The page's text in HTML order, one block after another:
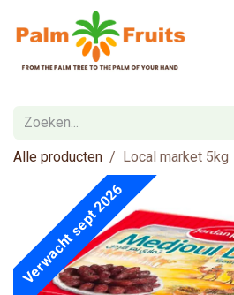
Overslaan naar inhoud
Alle producten Local market 5kg
Verwacht sept 2026